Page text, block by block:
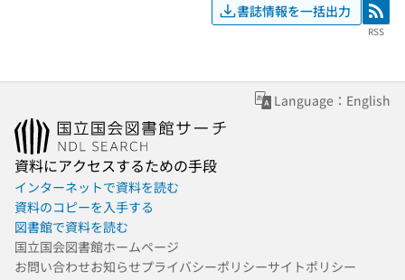
書誌情報を一括出力 RSS
RSS
Language：English
資料にアクセスするための手段
インターネットで資料を読む
資料のコピーを入手する
図書館で資料を読む
国立国会図書館ホームページ
お問い合わせお知らせプライバシーポリシーサイトポリシー